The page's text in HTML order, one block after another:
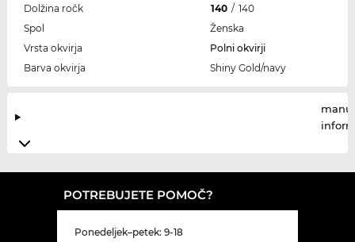
Dolžina ročk
140 / 140
Spol
Ženska
Vrsta okvirja
Polni okvirji
Barva okvirja
Shiny Gold/navy
POTREBUJETE POMOČ?
Ponedeljek–petek: 9-18